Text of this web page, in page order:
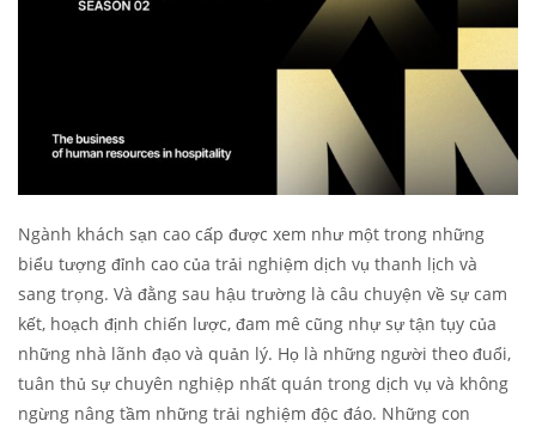
Ngành khách sạn cao cấp được xem như một trong những
biểu tượng đỉnh cao của trải nghiệm dịch vụ thanh lịch và
sang trọng. Và đằng sau hậu trường là câu chuyện về sự cam
kết, hoạch định chiến lược, đam mê cũng nhự sự tận tụy của
những nhà lãnh đạo và quản lý. Họ là những người theo đuổi,
tuân thủ sự chuyên nghiệp nhất quán trong dịch vụ và không
ngừng nâng tầm những trải nghiệm độc đáo. Những con